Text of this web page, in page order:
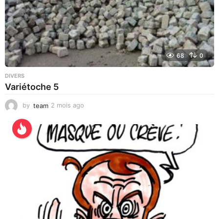
68 0
DIVERS
Variétoche 5
by team 2 mois ago
e
m
a
i
n
e
s
g
o